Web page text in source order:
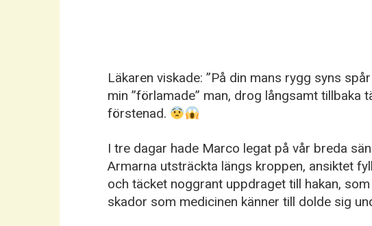
Läkaren viskade: ”På din mans rygg syns
min ”förlamade” man, drog långsamt tillbaka
förstenad.
I tre dagar hade Marco legat på vår breda
Armarna utsträckta längs kroppen, ansiktet
och täcket noggrant uppdraget till hakan,
skador som medicinen känner till dolde sig